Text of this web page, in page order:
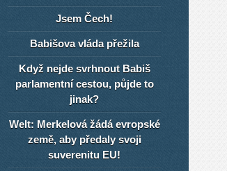
Jsem Čech!
Babišova vláda přežila
Když nejde svrhnout Babiš
parlamentní cestou, půjde to
jinak?
Welt: Merkelová žádá evropské
země, aby předaly svoji
suverenitu EU!